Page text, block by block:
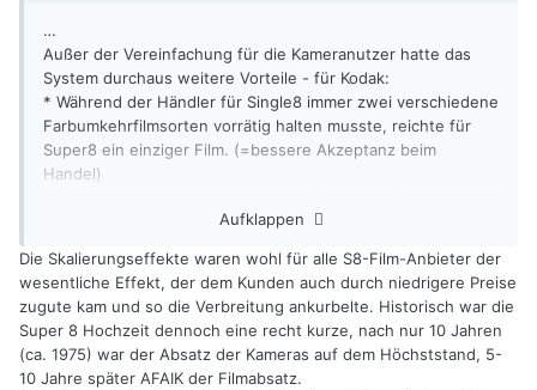
…
Außer der Vereinfachung für die Kameranutzer hatte das
System durchaus weitere Vorteile - für Kodak:
* Während der Händler für Single8 immer zwei verschiedene
Farbumkehrfilmsorten vorrätig halten musste, reichte für
Super8 ein einziger Film. (=bessere Akzeptanz beim
Handel)
größere Mengen = geringere Stückkosten = entweder mehr
Konkurrenten vom Markt zu drängen)
…
Aufklappen
Die Skalierungseffekte waren wohl für alle S8-Film-Anbieter der
wesentliche Effekt, der dem Kunden auch durch niedrigere Preise
zugute kam und so die Verbreitung ankurbelte. Historisch war die
Super 8 Hochzeit dennoch eine recht kurze, nach nur 10 Jahren
(ca. 1975) war der Absatz der Kameras auf dem Höchststand, 5-
10 Jahre später AFAIK der Filmabsatz.